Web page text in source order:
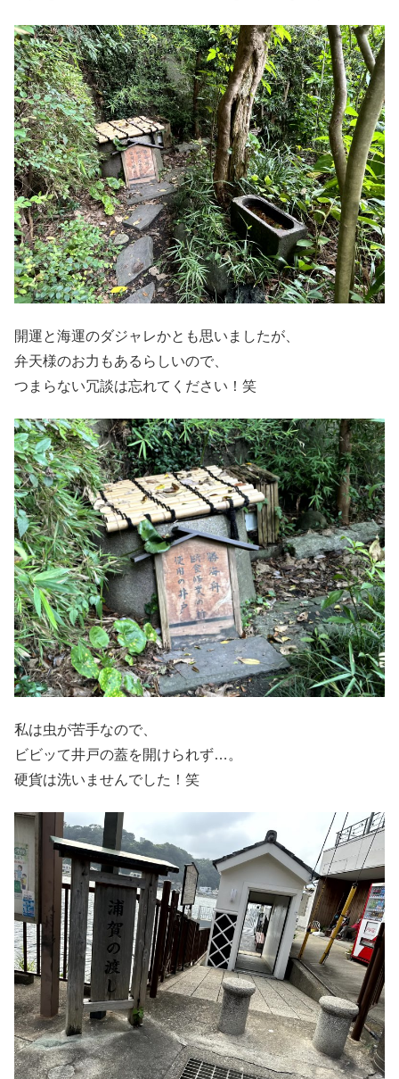
開運と海運のダジャレかとも思いましたが、
弁天様のお力もあるらしいので、
つまらない冗談は忘れてください！笑
私は虫が苦手なので、
ビビッて井戸の蓋を開けられず…。
硬貨は洗いませんでした！笑